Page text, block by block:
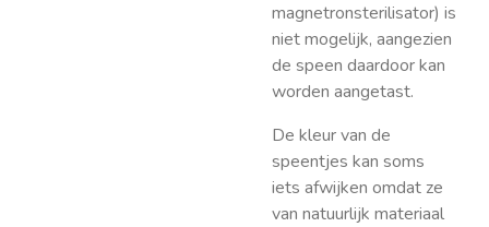
magnetronsterilisator) is
niet mogelijk, aangezien
de speen daardoor kan
worden aangetast.
De kleur van de
speentjes kan soms
iets afwijken omdat ze
van natuurlijk materiaal